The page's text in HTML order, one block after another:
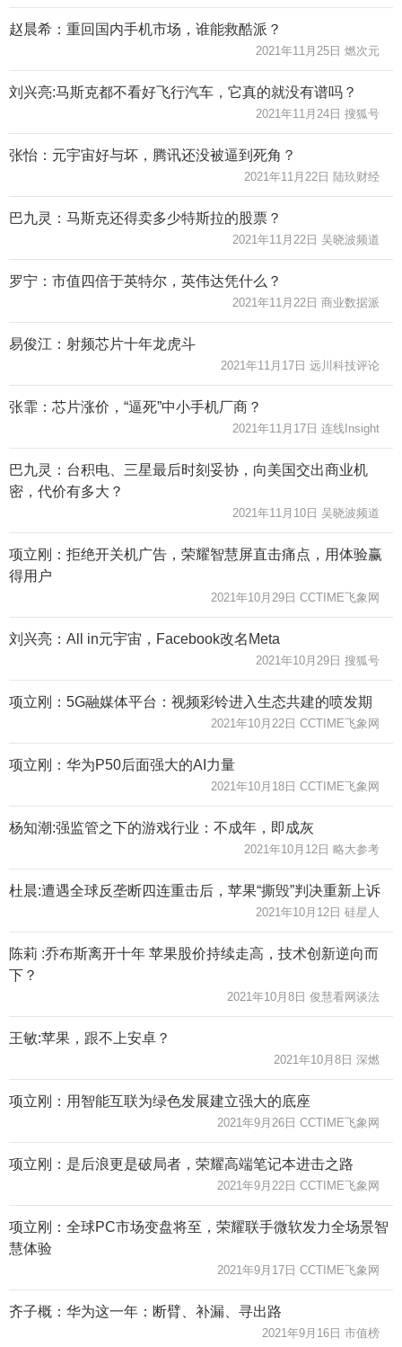
赵晨希：重回国内手机市场，谁能救酷派？
2021年11月25日 燃次元
刘兴亮:马斯克都不看好飞行汽车，它真的就没有谱吗？
2021年11月24日 搜狐号
张怡：元宇宙好与坏，腾讯还没被逼到死角？
2021年11月22日 陆玖财经
巴九灵：马斯克还得卖多少特斯拉的股票？
2021年11月22日 吴晓波频道
罗宁：市值四倍于英特尔，英伟达凭什么？
2021年11月22日 商业数据派
易俊江：射频芯片十年龙虎斗
2021年11月17日 远川科技评论
张霏：芯片涨价，“逼死”中小手机厂商？
2021年11月17日 连线Insight
巴九灵：台积电、三星最后时刻妥协，向美国交出商业机
密，代价有多大？
2021年11月10日 吴晓波频道
项立刚：拒绝开关机广告，荣耀智慧屏直击痛点，用体验赢
得用户
2021年10月29日 CCTIME飞象网
刘兴亮：All in元宇宙，Facebook改名Meta
2021年10月29日 搜狐号
项立刚：5G融媒体平台：视频彩铃进入生态共建的喷发期
2021年10月22日 CCTIME飞象网
项立刚：华为P50后面强大的AI力量
2021年10月18日 CCTIME飞象网
杨知潮:强监管之下的游戏行业：不成年，即成灰
2021年10月12日 略大参考
杜晨:遭遇全球反垄断四连重击后，苹果“撕毁”判决重新上诉
2021年10月12日 硅星人
陈莉 :乔布斯离开十年 苹果股价持续走高，技术创新逆向而
下？
2021年10月8日 俊慧看网谈法
王敏:苹果，跟不上安卓？
2021年10月8日 深燃
项立刚：用智能互联为绿色发展建立强大的底座
2021年9月26日 CCTIME飞象网
项立刚：是后浪更是破局者，荣耀高端笔记本进击之路
2021年9月22日 CCTIME飞象网
项立刚：全球PC市场变盘将至，荣耀联手微软发力全场景智
慧体验
2021年9月17日 CCTIME飞象网
齐子概：华为这一年：断臂、补漏、寻出路
2021年9月16日 市值榜